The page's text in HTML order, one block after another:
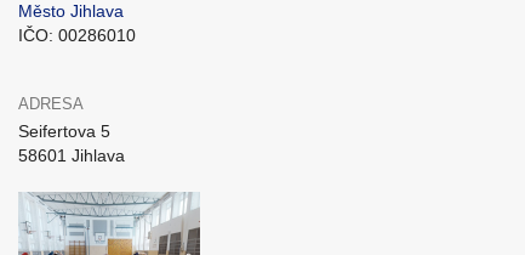
Město Jihlava
IČO: 00286010
ADRESA
Seifertova 5
58601 Jihlava